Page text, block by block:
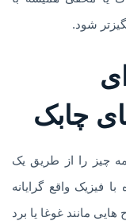
شود.
چابک
چیز را از طریق یک
فیزیک واقع گرایانه
هایی مانند غوغا یا برد